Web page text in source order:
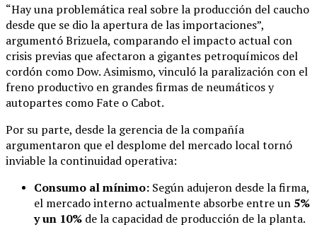
“Hay una problemática real sobre la producción del caucho
desde que se dio la apertura de las importaciones”,
argumentó Brizuela, comparando el impacto actual con
crisis previas que afectaron a gigantes petroquímicos del
cordón como Dow. Asimismo, vinculó la paralización con el
freno productivo en grandes firmas de neumáticos y
autopartes como Fate o Cabot.
Por su parte, desde la gerencia de la compañía
argumentaron que el desplome del mercado local tornó
inviable la continuidad operativa:
Consumo al mínimo: Según adujeron desde la firma,
el mercado interno actualmente absorbe entre un 5%
y un 10% de la capacidad de producción de la planta.